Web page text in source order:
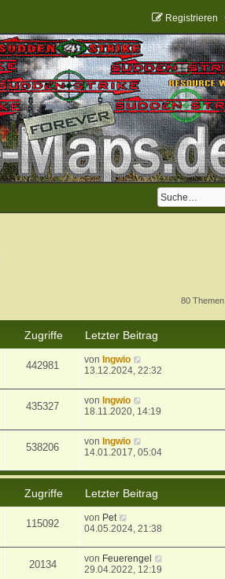
Registrieren
80 Themen
Zugriffe
Letzter Beitrag
442981 von Ingwio
13.12.2024, 22:32
435327 von Ingwio
18.11.2020, 14:19
538206 von Ingwio
14.01.2017, 05:04
Zugriffe
Letzter Beitrag
115092 von Pet
04.05.2024, 21:38
20134 von Feuerengel
29.04.2022, 12:19